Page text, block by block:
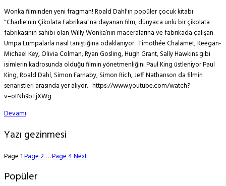
Wonka filminden yeni fragman! Roald Dahl'ın popüler çocuk kitabı
"Charlie'nin Çikolata Fabrikası"na dayanan film, dünyaca ünlü bir çikolata
fabrikasının sahibi olan Willy Wonka’nın maceralarına ve fabrikada çalışan
Umpa Lumpalarla nasıl tanıştığına odaklanıyor. Timothée Chalamet, Keegan-
Michael Key, Olivia Colman, Ryan Gosling, Hugh Grant, Sally Hawkins gibi
isimlerin kadrosunda olduğu filmin yönetmenliğini Paul King üstleniyor Paul
King, Roald Dahl, Simon Farnaby, Simon Rich, Jeff Nathanson da filmin
senaristleri arasında yer alıyor. https://www.youtube.com/watch?
v=otNh9bTjXWg
Devamı
Yazı gezinmesi
Page 1Page2…Page4Next
Popüler